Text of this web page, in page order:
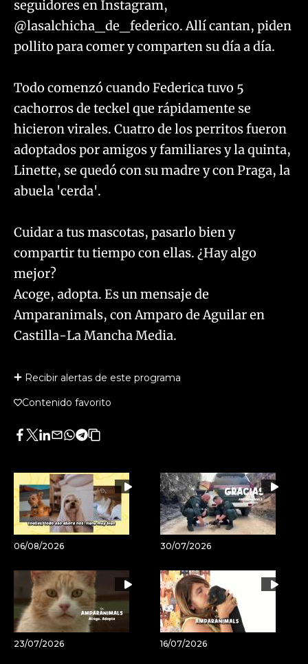
seguidores en Instagram,
@lasalchicha_de_federico. Allí cantan, piden
pollito para comer y comparten su día a día.
​Todo comenzó cuando Federica tuvo 5
cachorros de teckel que rápidamente se
hicieron virales. Cuatro de los perritos fueron
adoptados por amigos y familiares y la quinta,
Linette, se quedó con su madre y con Praga, la
abuela 'cerda'.
Cuidar a tus mascotas, pasarlo bien y
compartir tu tiempo con ellas. ¿Hay algo
mejor?
Acoge, adopta. Es un mensaje de
Amparanimals, con Amparo de Aguilar en
Castilla-La Mancha Media.
Recibir alertas de este programa
Contenido favorito
Facebook
Twitter
LinkedIn
Enviar
Whatsapp
Telegram
Copiar
artículo
06/08/2026 30/07/2026
23/07/2026 16/07/2026